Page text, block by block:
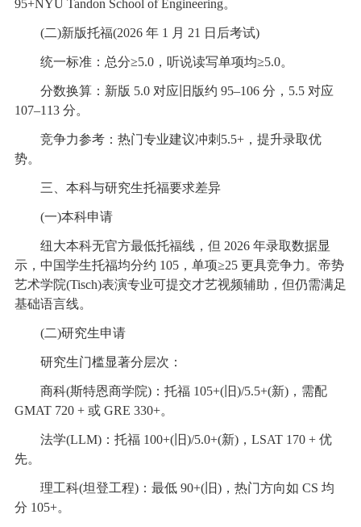
95+NYU Tandon School of Engineering。
(二)新版托福(2026 年 1 月 21 日后考试)
统一标准：总分≥5.0，听说读写单项均≥5.0。
分数换算：新版 5.0 对应旧版约 95–106 分，5.5 对应
107–113 分。
竞争力参考：热门专业建议冲刺5.5+，提升录取优
势。
三、本科与研究生托福要求差异
(一)本科申请
纽大本科无官方最低托福线，但 2026 年录取数据显
示，中国学生托福均分约 105，单项≥25 更具竞争力。帝势
艺术学院(Tisch)表演专业可提交才艺视频辅助，但仍需满足
基础语言线。
(二)研究生申请
研究生门槛显著分层次：
商科(斯特恩商学院)：托福 105+(旧)/5.5+(新)，需配
GMAT 720 + 或 GRE 330+。
法学(LLM)：托福 100+(旧)/5.0+(新)，LSAT 170 + 优
先。
理工科(坦登工程)：最低 90+(旧)，热门方向如 CS 均
分 105+。